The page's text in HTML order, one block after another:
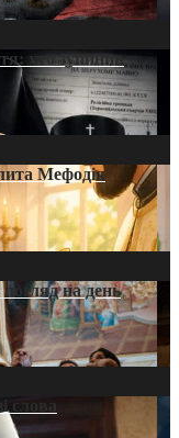
хто зупинив
Мефодія
погляд на день
слова